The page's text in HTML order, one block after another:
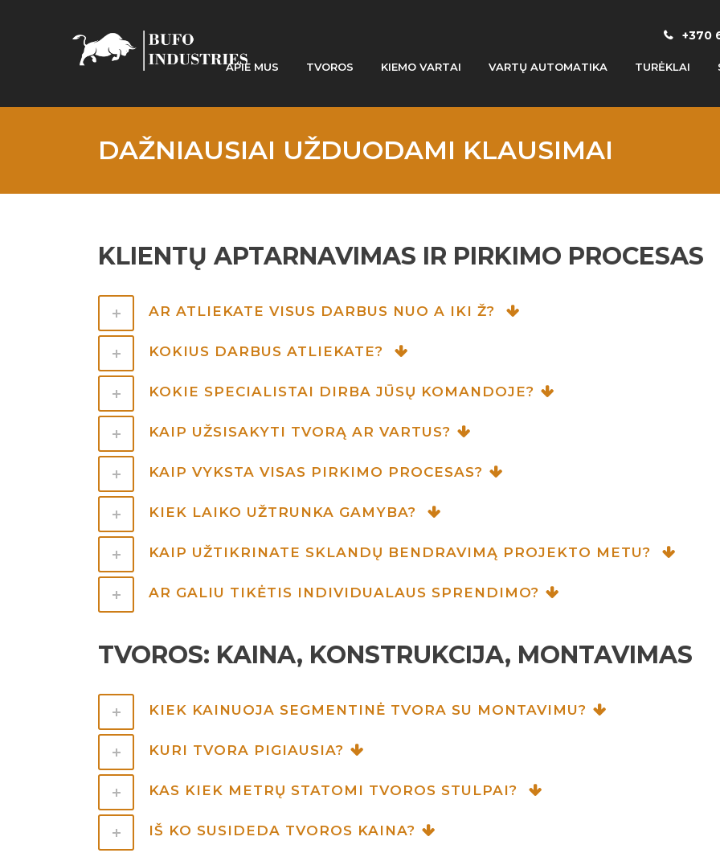
+370
APIE MUS TVOROS KIEMO VARTAI VARTŲ AUTOMATIKA TURĖKLAI
DAŽNIAUSIAI UŽDUODAMI KLAUSIMAI
KLIENTŲ APTARNAVIMAS IR PIRKIMO PROCESAS
AR ATLIEKATE VISUS DARBUS NUO A IKI Ž?
KOKIUS DARBUS ATLIEKATE?
KOKIE SPECIALISTAI DIRBA JŪSŲ KOMANDOJE?
KAIP UŽSISAKYTI TVORĄ AR VARTUS?
KAIP VYKSTA VISAS PIRKIMO PROCESAS?
KIEK LAIKO UŽTRUNKA GAMYBA?
KAIP UŽTIKRINATE SKLANDŲ BENDRAVIMĄ PROJEKTO METU?
AR GALIU TIKĖTIS INDIVIDUALAUS SPRENDIMO?
TVOROS: KAINA, KONSTRUKCIJA, MONTAVIMAS
KIEK KAINUOJA SEGMENTINĖ TVORA SU MONTAVIMU?
KURI TVORA PIGIAUSIA?
KAS KIEK METRŲ STATOMI TVOROS STULPAI?
IŠ KO SUSIDEDA TVOROS KAINA?